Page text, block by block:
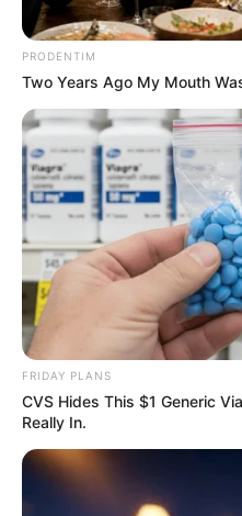
πρέπει να τσεκάρετε το
διατηρήσει τα στοιχεία
ΘΕΛΕΤΕ ΝΑ ΔΩΣΕΤΕ
ΚΑΤΑΦΕΡΝΕΤΕ ΜΕ
ΚΑΤΑΘΕΣΕΤΕ ΣΕ
ΜΕ IBAN
(ΣΤΟ ΟΝΟΜΑ ΕΥΤΥΧΙΑ
ΔΙΚΑΙΟΛΟΓΙΑ
ΟΝΟΜΑ ΣΑΣ ΓΙΑ ΝΑ
PRODENTIM
Two Years Ago My Mouth
FRIDAY PLANS
CVS Hides This $1 Generic
Really In.